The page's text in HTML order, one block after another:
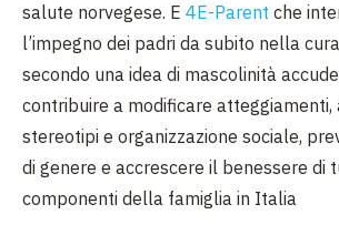
salute norvegese. E 4E-Parent che
l’impegno dei padri da subito nella
secondo una idea di mascolinità
contribuire a modificare atteggiamenti,
stereotipi e organizzazione sociale,
di genere e accrescere il benessere di
componenti della famiglia in Italia